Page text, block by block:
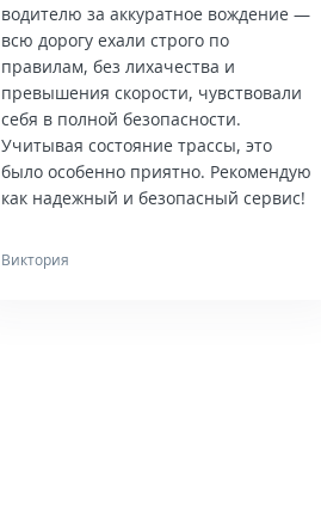
водителю за аккуратное вождение —
всю дорогу ехали строго по
правилам, без лихачества и
превышения скорости, чувствовали
себя в полной безопасности.
Учитывая состояние трассы, это
было особенно приятно. Рекомендую
как надежный и безопасный сервис!
Виктория